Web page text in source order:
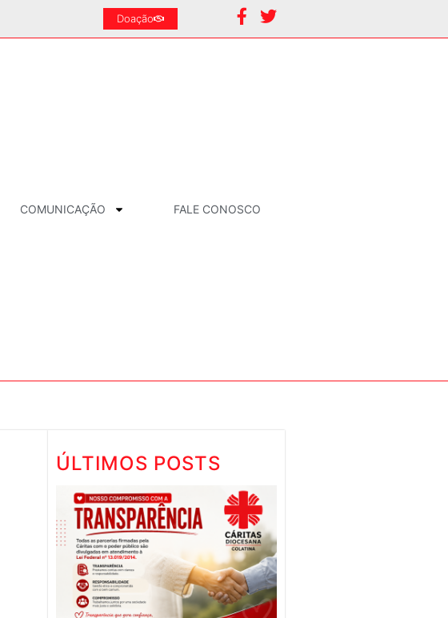
Doação
COMUNICAÇÃO FALE CONOSCO
ÚLTIMOS POSTS